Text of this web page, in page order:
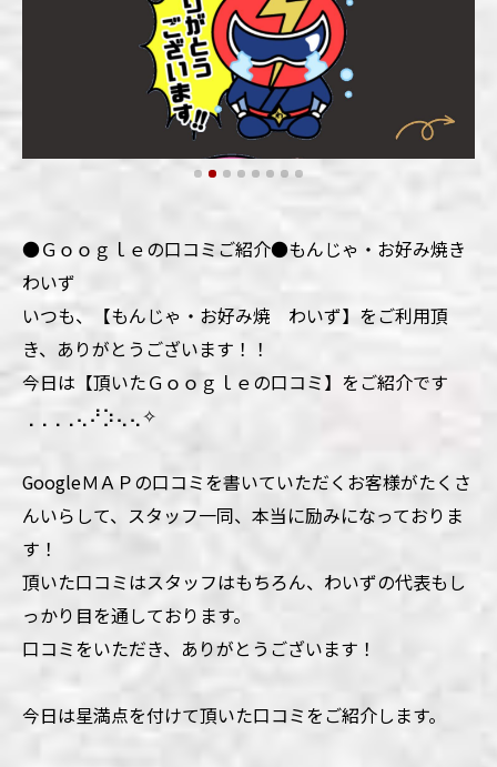
●Ｇｏｏｇｌｅの口コミご紹介●もんじゃ・お好み焼き
わいず
いつも、【もんじゃ・お好み焼 わいず】をご利用頂
き、ありがとうございます！！
今日は【頂いたＧｏｏｇｌｅの口コミ】をご紹介です
⢀⢀⢀⢀⢄⠜⡱⢄⢄✧
GoogleＭＡＰの口コミを書いていただくお客様がたくさ
んいらして、スタッフ一同、本当に励みになっておりま
す！
頂いた口コミはスタッフはもちろん、わいずの代表もし
っかり目を通しております。
口コミをいただき、ありがとうございます！
今日は星満点を付けて頂いた口コミをご紹介します。